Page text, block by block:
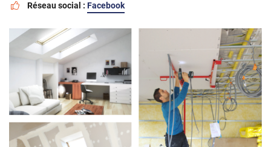
 Réseau social : Facebook